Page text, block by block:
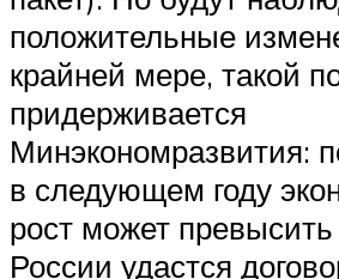
положительные
крайней мере, такой
придерживается
Минэкономразвития:
в следующем году
рост может
России удастся